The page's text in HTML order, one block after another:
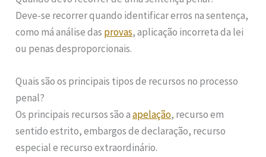
Deve-se recorrer quando identificar erros na sentença,
como má análise das provas, aplicação incorreta da lei
ou penas desproporcionais.
Quais são os principais tipos de recursos no processo
penal?
Os principais recursos são aapelação, recurso em
sentido estrito, embargos de declaração, recurso
especial e recurso extraordinário.